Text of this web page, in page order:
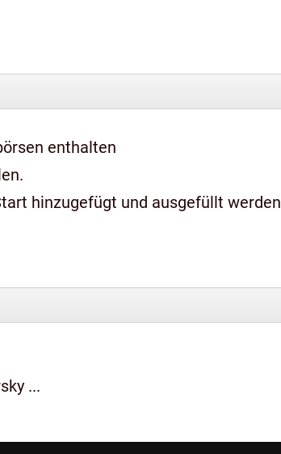
enthalten
hinzugefügt und ausgefüllt werden
...